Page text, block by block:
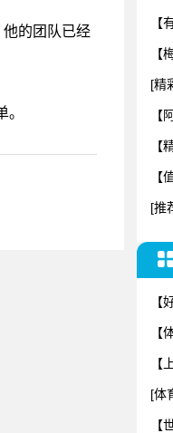
的团队已经
【
【
[精
【
【
【
[推
【
【
【
[体
【